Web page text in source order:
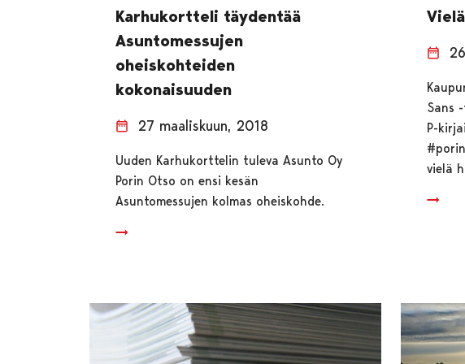
Karhukortteli täydentää
Asuntomessujen
oheiskohteiden
kokonaisuuden
27 maaliskuun, 2018
Uuden Karhukorttelin tuleva Asunto Oy
Porin Otso on ensi kesän
Asuntomessujen kolmas oheiskohde.
Sans
P-
vielä